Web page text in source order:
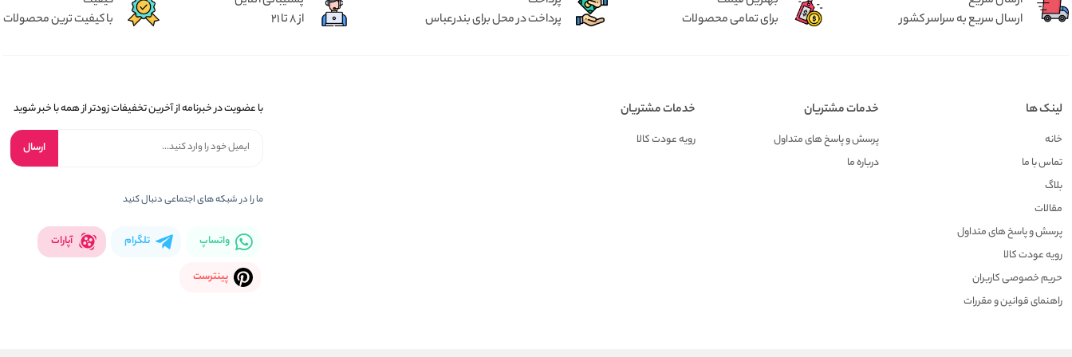
ارسال سریع به سراسر کشور
برای تمامی محصولات
پرداخت در محل برای بندرعباس
از 8 تا 21
با کیفیت ترین محصولات
لینک ها
خانه
تماس با ما
بلاگ
مقالات
پرسش و پاسخ های متداول
رویه عودت کالا
حریم خصوصی کاربران
راهنمای قوانین و مقررات
خدمات مشتریان
پرسش و پاسخ های متداول
درباره ما
خدمات مشتریان
رویه عودت کالا
با عضویت در خبرنامه از آخرین تخفیفات زودتر از همه با خبر شوید
ارسال
ما را در شبکه های اجتماعی دنبال کنید
واتساپ تلگرام آپارات
پینترست